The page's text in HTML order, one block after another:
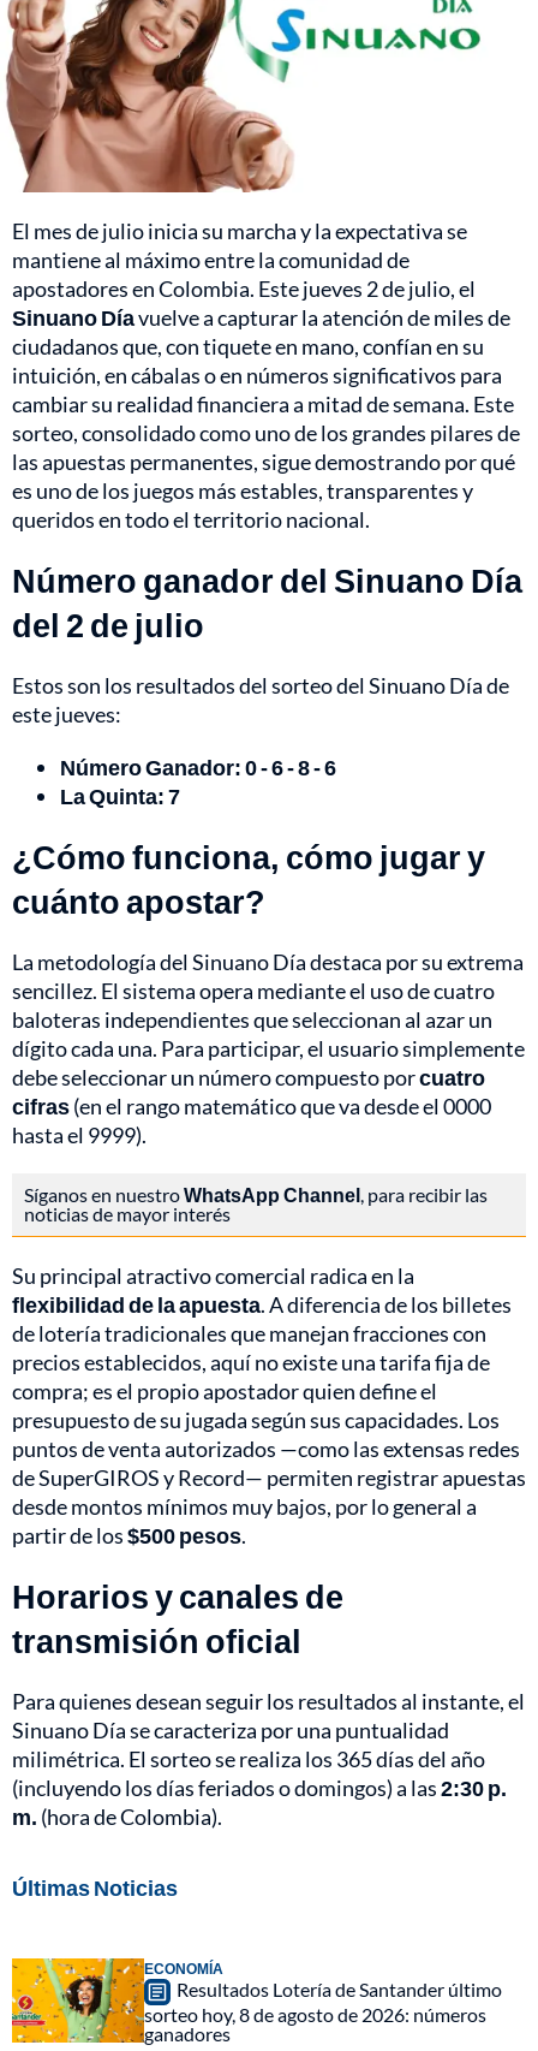
El mes de julio inicia su marcha y la expectativa se
mantiene al máximo entre la comunidad de
apostadores en Colombia. Este jueves 2 de julio, el
Sinuano Díavuelve a capturar la atención de miles de
ciudadanos que, con tiquete en mano, confían en su
intuición, en cábalas o en números significativos para
cambiar su realidad financiera a mitad de semana. Este
sorteo, consolidado como uno de los grandes pilares de
las apuestas permanentes, sigue demostrando por qué
es uno de los juegos más estables, transparentes y
queridos en todo el territorio nacional.
Número ganador del Sinuano Día
del 2 de julio
Estos son los resultados del sorteo del Sinuano Día de
este jueves:
Número Ganador: 0 - 6 - 8 - 6
La Quinta: 7
¿Cómo funciona, cómo jugar y
cuánto apostar?
La metodología del Sinuano Día destaca por su extrema
sencillez. El sistema opera mediante el uso de cuatro
baloteras independientes que seleccionan al azar un
dígito cada una. Para participar, el usuario simplemente
debe seleccionar un número compuesto porcuatro
cifras(en el rango matemático que va desde el 0000
hasta el 9999).
Síganos en nuestroWhatsApp Channel, para recibir las
noticias de mayor interés
Su principal atractivo comercial radica en la
flexibilidad de la apuesta. A diferencia de los billetes
de lotería tradicionales que manejan fracciones con
precios establecidos, aquí no existe una tarifa fija de
compra; es el propio apostador quien define el
presupuesto de su jugada según sus capacidades. Los
puntos de venta autorizados —como las extensas redes
de SuperGIROS y Record— permiten registrar apuestas
desde montos mínimos muy bajos, por lo general a
partir de los$500 pesos.
Horarios y canales de
transmisión oficial
Para quienes desean seguir los resultados al instante, el
Sinuano Día se caracteriza por una puntualidad
milimétrica. El sorteo se realiza los 365 días del año
(incluyendo los días feriados o domingos) a las2:30 p.
m. (hora de Colombia).
Últimas Noticias
ECONOMÍA
Resultados Lotería de Santander último
sorteo hoy, 8 de agosto de 2026: números
ganadores